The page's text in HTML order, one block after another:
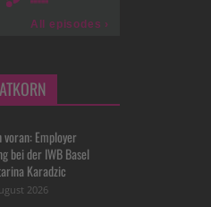
Employer
bei der IWB Basel
Karadzic
2026